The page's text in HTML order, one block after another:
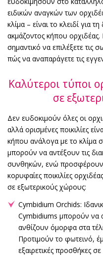
ειδικών αναγκών των
κλίμα – είναι το κλειδί για
ακμάζοντος κήπου
σημαντικό να επιλέξετε τις
πώς να αναπαράγετε τις
Καλύτεροι τύποι
σε
Δεν ευδοκιμούν όλες οι
αλλά ορισμένες ποικιλίες
κήπου ανάλογα με το κλίμα
μπορούν να αντέξουν τις
συνθηκών, ενώ προσφέρουν
κορυφαίες ποικιλίες
σε εξωτερικούς χώρους:
Cymbidium Orchids:
Cymbidiums μπορούν να
ανθίζουν όμορφα στα
Προτιμούν το φωτεινό,
εξαιρετικές προσθήκες